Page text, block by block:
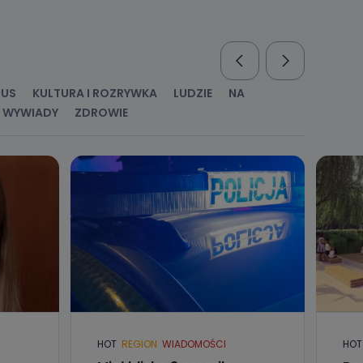
KULTURA I ROZRYWKA LUDZIE
NA
WYWIADY ZDROWIE
HOT REGION WIADOMOŚCI HOT